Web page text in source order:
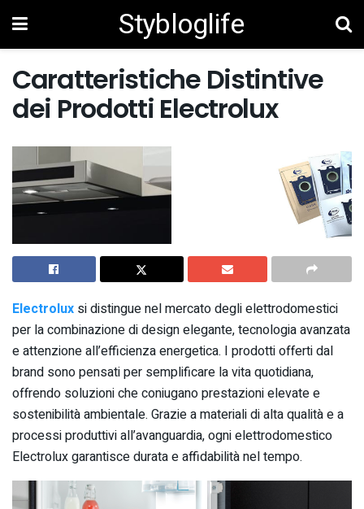
Stybloglife
Caratteristiche Distintive
dei Prodotti Electrolux
Electrolux si distingue nel mercato degli elettrodomestici
per la combinazione di design elegante, tecnologia avanzata
e attenzione all’efficienza energetica. I prodotti offerti dal
brand sono pensati per semplificare la vita quotidiana,
offrendo soluzioni che coniugano prestazioni elevate e
sostenibilità ambientale. Grazie a materiali di alta qualità e a
processi produttivi all’avanguardia, ogni elettrodomestico
Electrolux garantisce durata e affidabilità nel tempo.